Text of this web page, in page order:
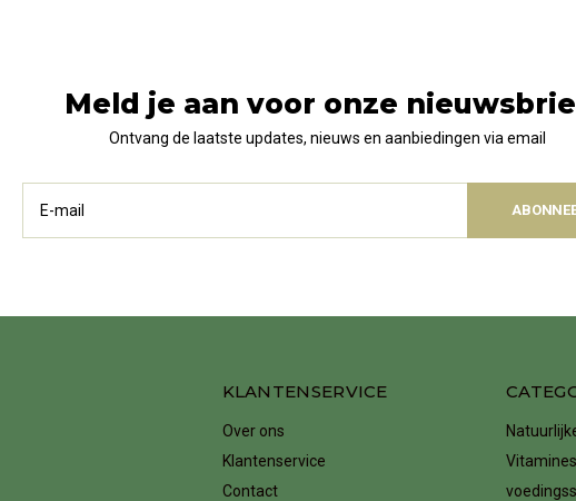
Meld je aan voor onze
Ontvang de laatste updates, nieuws en aanbiedingen via email
KLANTENSERVICE
Over ons
Klantenservice
Contact